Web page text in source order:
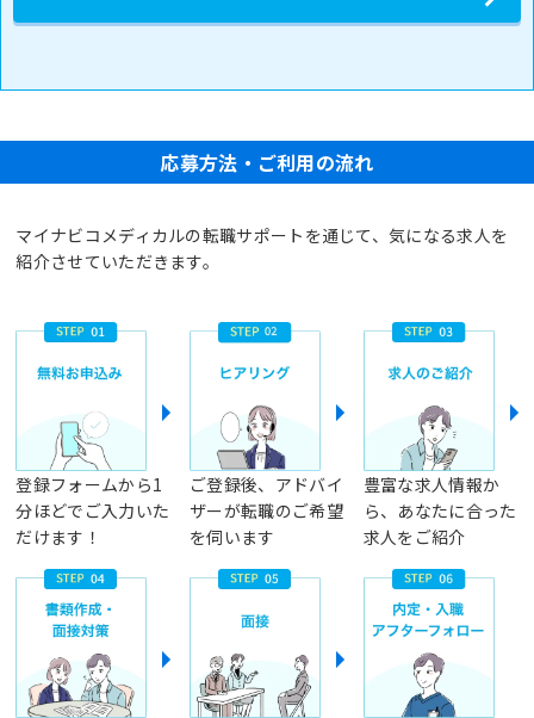
応募方法・ご利用の流れ
マイナビコメディカルの転職サポートを通じて、気になる求人を
紹介させていただきます。
登録フォームから1
分ほどでご入力いた
だけます！
ご登録後、アドバイ
ザーが転職のご希望
を伺います
豊富な求人情報か
ら、あなたに合った
求人をご紹介